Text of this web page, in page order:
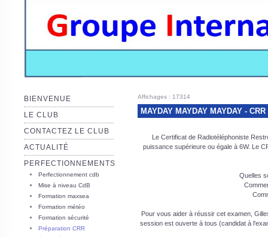
BIENVENUE
LE CLUB
CONTACTEZ LE CLUB
ACTUALITÉ
PERFECTIONNEMENTS
Perfectionnement cdb
Mise à niveau CdB
Formation maxsea
Formation météo
Formation sécurité
Préparation CRR
Affichages : 17314
MAYDAY MAYDAY MAYDAY -
Le Certificat de Radiotéléphoniste
puissance supérieure ou égale à 6W. Le
Quelles
Pour vous aider à réussir cet examen,
session est ouverte à tous (candidat à